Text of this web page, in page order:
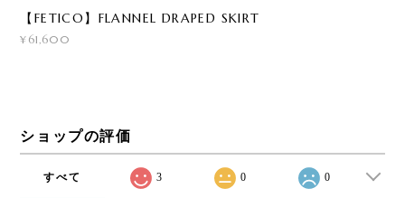
【FETICO】FLANNEL DRAPED SKIRT
¥61,600
ショップの評価
すべて 3 0 0